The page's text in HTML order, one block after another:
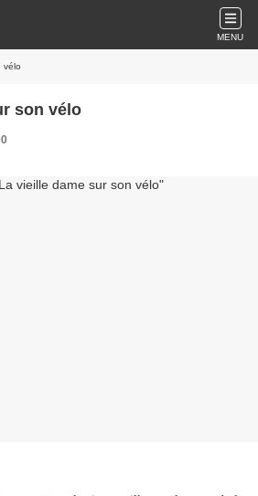
MENU
vélo
son vélo